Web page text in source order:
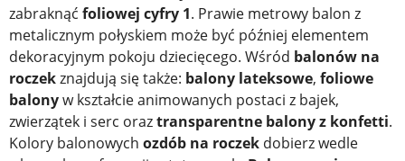
zabraknąć foliowej cyfry 1. Prawie metrowy balon z
metalicznym połyskiem może być później elementem
dekoracyjnym pokoju dziecięcego. Wśród balonów na
roczekznajdują się także: balony lateksowe, foliowe
balonyw kształcie animowanych postaci z bajek,
zwierzątek i serc oraztransparentne balony z konfetti.
Kolory balonowych ozdób na roczek dobierz wedle